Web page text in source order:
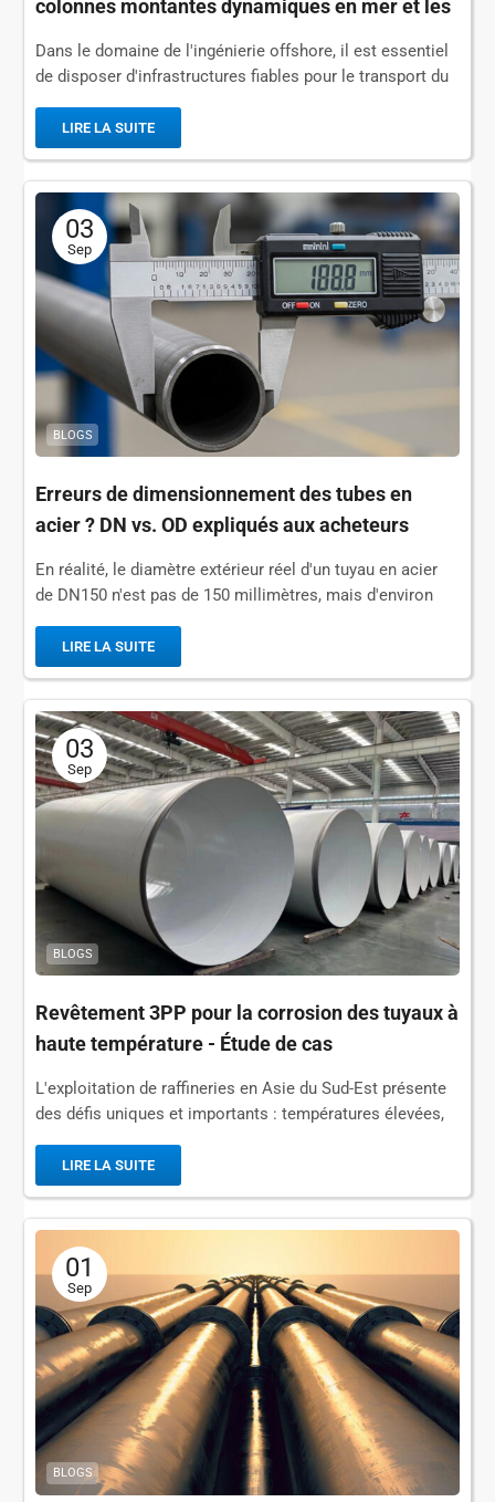
colonnes montantes dynamiques en mer et les
Dans le domaine de l'ingénierie offshore, il est essentiel
de disposer d'infrastructures fiables pour le transport du
raccordement aux plates-formes flottantes. Au cœur de
ce système se trouve le pipeline flottant, qui comprend...
LIRE LA SUITE
03
Sep
BLOGS
Erreurs de dimensionnement des tubes en
acier ? DN vs. OD expliqués aux acheteurs
En réalité, le diamètre extérieur réel d'un tuyau en acier
de DN150 n'est pas de 150 millimètres, mais d'environ
LIRE LA SUITE
03
Sep
BLOGS
Revêtement 3PP pour la corrosion des tuyaux à
haute température - Étude de cas
L'exploitation de raffineries en Asie du Sud-Est présente
des défis uniques et importants : températures élevées,
LIRE LA SUITE
01
Sep
BLOGS